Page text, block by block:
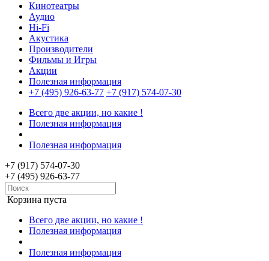
Кинотеатры
Аудио
Hi-Fi
Акустика
Производители
Фильмы и Игры
Акции
Полезная информация
+7 (495) 926-63-77 +7 (917) 574-07-30
Всего две акции, но какие !
Полезная информация
Полезная информация
+7 (917) 574-07-30
+7 (495) 926-63-77
Корзина пуста
Всего две акции, но какие !
Полезная информация
Полезная информация